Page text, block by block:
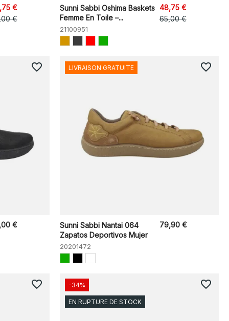
€
€
Sunni Sabbi Oshima Baskets
Femme En Toile –...
21100951
48,75 €
65,00 €
€
favorite_border
Sunni Sabbi Nantai 064
Zapatos Deportivos Mujer
20201472
79,90 €
LIVRAISON GRATUITE favorite_border
favorite_border -34%
EN RUPTURE DE STOCK
favorite_border